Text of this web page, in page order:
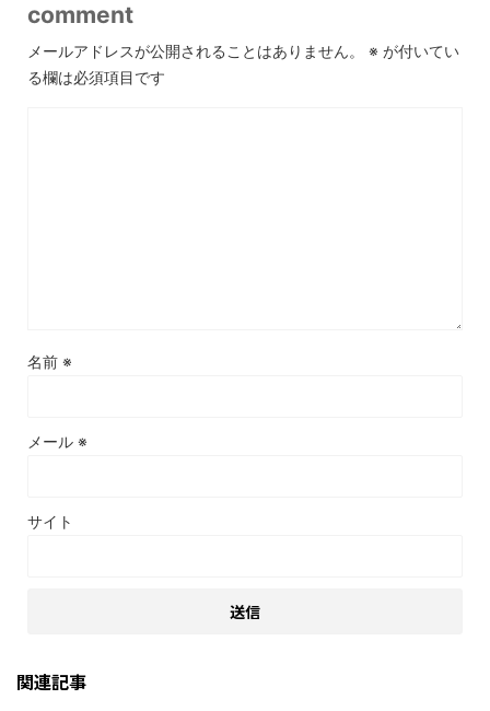
comment
メールアドレスが公開されることはありません。 ※ が付いてい
る欄は必須項目です
名前 ※
メール ※
サイト
関連記事